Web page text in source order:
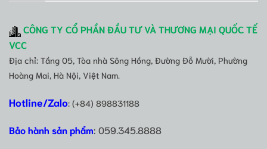
CÔNG TY CỔ PHẦN ĐẦU TƯ VÀ THƯƠNG MẠI QUỐC TẾ
VCC
Địa chỉ: Tầng 05, Tòa nhà Sông Hồng, Đường Đỗ Mười, Phường
Hoàng Mai, Hà Nội, Việt Nam.
Hotline/Zalo: (+84) 898831188
Bảo hành sản phẩm: 059.345.8888